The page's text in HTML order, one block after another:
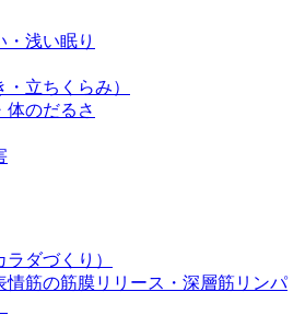
・浅い眠り
立ちくらみ）
体のだるさ
ダづくり）
情筋の筋膜リリース・深層筋リンパ